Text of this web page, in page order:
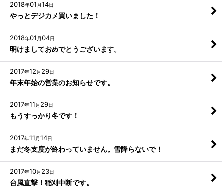
2018年01 月14日
やっとデジカメ買いました！
2018年01 月04日
明けましておめでとうございます。
2017年12 月 29日
年末年始の営業のお知らせです。
2017年11 月 29日
もうすっかり冬です！
2017年11 月14日
まだ冬支度が終わっていません。雪降らないで！
2017年10月 23日
台風直撃！稲刈中断です。